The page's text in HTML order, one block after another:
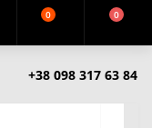
0 0
+38 098 317 63 84